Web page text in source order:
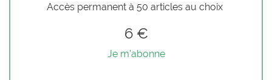
Accès permanent à 50 articles au choix
6 €
Je m'abonne